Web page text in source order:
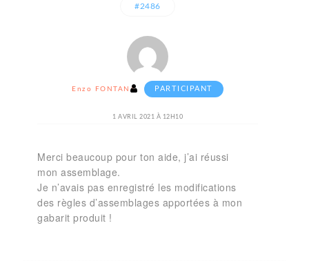
#2486
Enzo FONTANA PARTICIPANT
1 AVRIL 2021 À 12H10
Merci beaucoup pour ton aide, j’ai réussi
mon assemblage.
Je n’avais pas enregistré les modifications
des règles d’assemblages apportées à mon
gabarit produit !